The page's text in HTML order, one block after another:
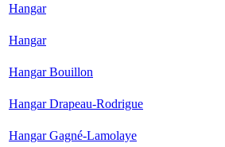
Hangar
Hangar
Hangar Bouillon
Hangar Drapeau-Rodrigue
Hangar Gagné-Lamolaye